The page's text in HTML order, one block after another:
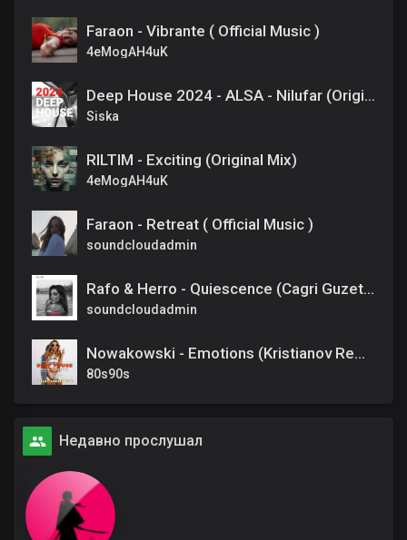
Faraon - Vibrante ( Official Music )
4eMogAH4uK
Deep House 2024 - ALSA - Nilufar (Original Mix)
Siska
RILTIM - Exciting (Original Mix)
4eMogAH4uK
Faraon - Retreat ( Official Music )
soundcloudadmin
Rafo & Herro - Quiescence (Cagri Guzet Remix)
soundcloudadmin
Nowakowski - Emotions (Kristianov Remix)
80s90s
Недавно прослушал